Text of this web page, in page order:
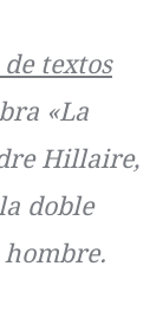
textos
«La
Hillaire,
doble